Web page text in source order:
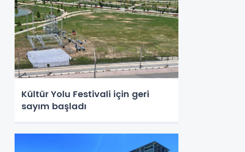
Kültür Yolu Festivali için geri
sayım başladı